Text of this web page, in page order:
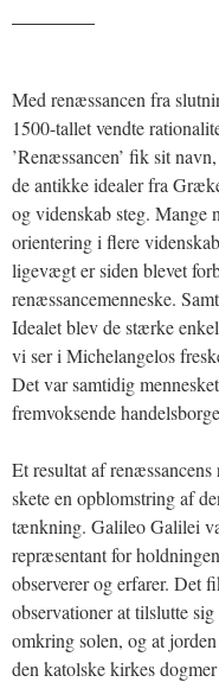
Med renæssancen fra
1500-tallet vendte
’Renæssancen’ fik sit
de antikke idealer fra
og videnskab steg. Mange
orientering i flere
ligevægt er siden blevet
renæssancemenneske.
Idealet blev de stærke
vi ser i Michelangelos
Det var samtidig
fremvoksende
Et resultat af
skete en opblomstring af
tænkning. Galileo Galilei
repræsentant for
observerer og erfarer. Det
observationer at tilslutte
omkring solen, og at
den katolske kirkes